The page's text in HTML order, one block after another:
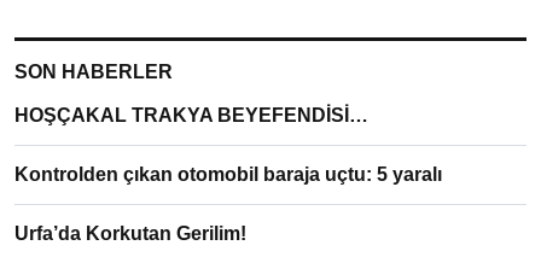
SON HABERLER
HOŞÇAKAL TRAKYA BEYEFENDİSİ…
Kontrolden çıkan otomobil baraja uçtu: 5 yaralı
Urfa’da Korkutan Gerilim!